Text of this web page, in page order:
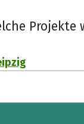
Projekte